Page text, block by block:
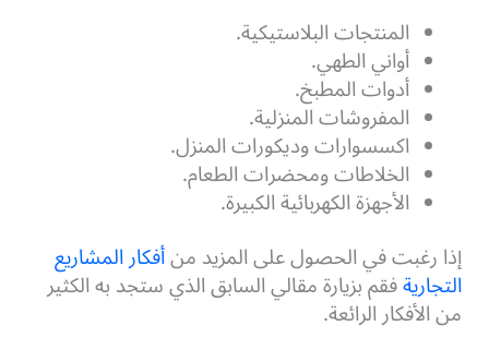
المنتجات البلاستيكية.
أواني الطهي.
أدوات المطبخ.
المفروشات المنزلية.
اكسسوارات وديكورات المنزل.
الخلاطات ومحضرات الطعام.
الأجهزة الكهربائية الكبيرة.
إذا رغبت في الحصول على المزيد منأفكار المشاريع
التجاريةفقم بزيارة مقالي السابق الذي ستجد به الكثير
من الأفكار الرائعة.